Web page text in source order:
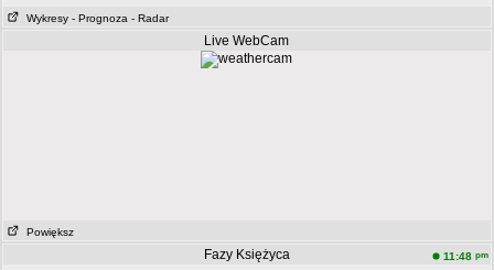
Wykresy - Prognoza - Radar
Live WebCam
Powiększ
Fazy Księżyca 11:48 pm